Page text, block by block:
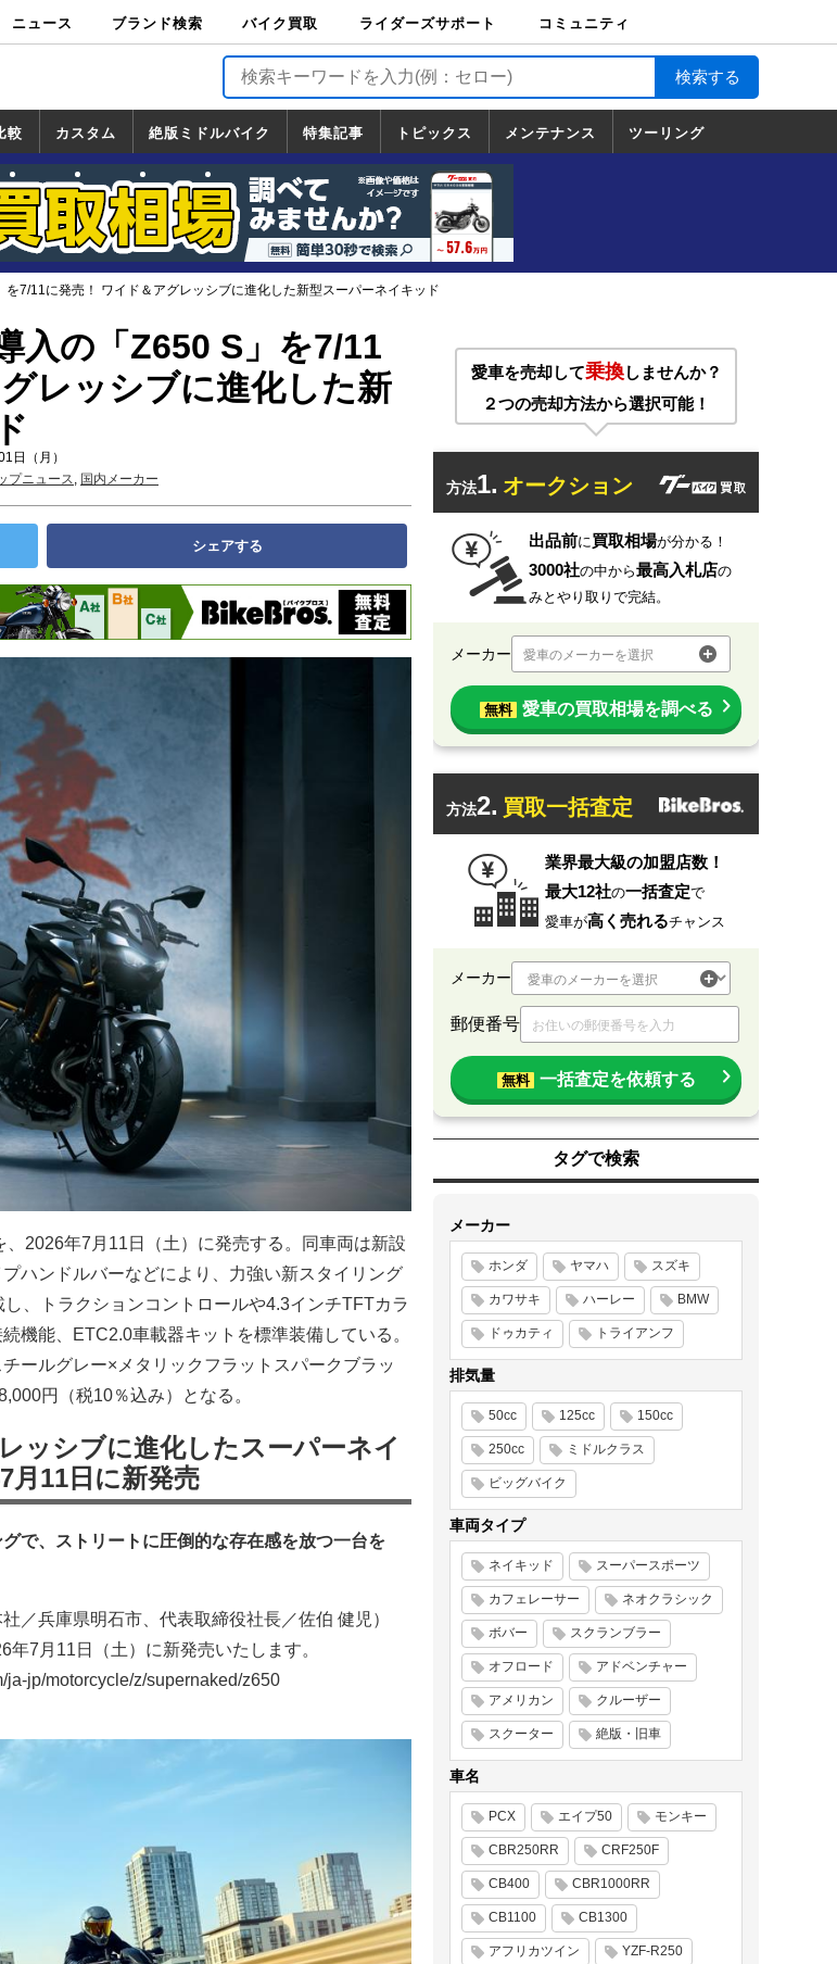
ニュース ブランド検索 バイク買取
バイク買取
ライダーズサポート
ライダーズサポート
TOP
バイク輸送
バイクガレージライ
フ
バイク車両保険
ロードサービス
バイク試乗
コミュニティ
較 カスタム
カスタム
一覧
ホンダ
ヤマハ
スズキ
カワサキ
絶版ミドルバイク
絶版ミドルバイク
一覧
ホンダ
ヤマハ
スズキ
カワサキ
特集記事 トピックス
トピックス
一覧
ホンダ
ヤマハ
スズキ
カワサキ
ハーレーダ
ビッドソン
BMW
ドゥカティ
トライアン
フ
メンテナンス ツーリング
道の駅調査隊
ツーリング情報局
日本の道50選
国道めぐり
林道ツーリング
を7/11に発売！ ワイド＆アグレッシブに進化した新型スーパーネイキッド
入の「Z650 S」を7/11
レッシブに進化した新
日（月）
プニュース, 国内メーカー
シェアする
、2026年7月11日（土）に発売する。同車両は新設
ハンドルバーなどにより、力強い新スタイリング
、トラクションコントロールや4.3インチTFTカラ
機能、ETC2.0車載器キットを標準装備している。
ールグレー×メタリックフラットスパークブラッ
円（税10％込み）となる。
ッシブに進化したスーパーネイ
月11日に新発売
で、ストリートに圧倒的な存在感を放つ一台を
／兵庫県明石市、代表取締役社長／佐伯 健児）
7月11日（土）に新発売いたします。
ja-jp/motorcycle/z/supernaked/z650
愛車を売却して乗換しませんか？
２つの売却方法から選択可能！
方法1. オークション
出品前に買取相場が分かる！
3000社の中から最高入札店の
みとやり取りで完結。
メーカー 愛車のメーカーを選択
無料 愛車の買取相場を調べる
方法2. 買取一括査定
業界最大級の加盟店数！
最大12社の一括査定で
愛車が高く売れるチャンス
メーカー
郵便番号
無料 一括査定を依頼する
タグで検索
メーカー
ホンダ ヤマハ スズキ
カワサキ ハーレー BMW
ドゥカティ トライアンフ
排気量
50cc 125cc 150cc
250cc ミドルクラス
ビッグバイク
車両タイプ
ネイキッド スーパースポーツ
カフェレーサー ネオクラシック
ボバー スクランブラー
オフロード アドベンチャー
アメリカン クルーザー
スクーター 絶版・旧車
車名
PCX エイプ50 モンキー
CBR250RR CRF250F
CB400 CBR1000RR
CB1100 CB1300
アフリカツイン YZF-R250